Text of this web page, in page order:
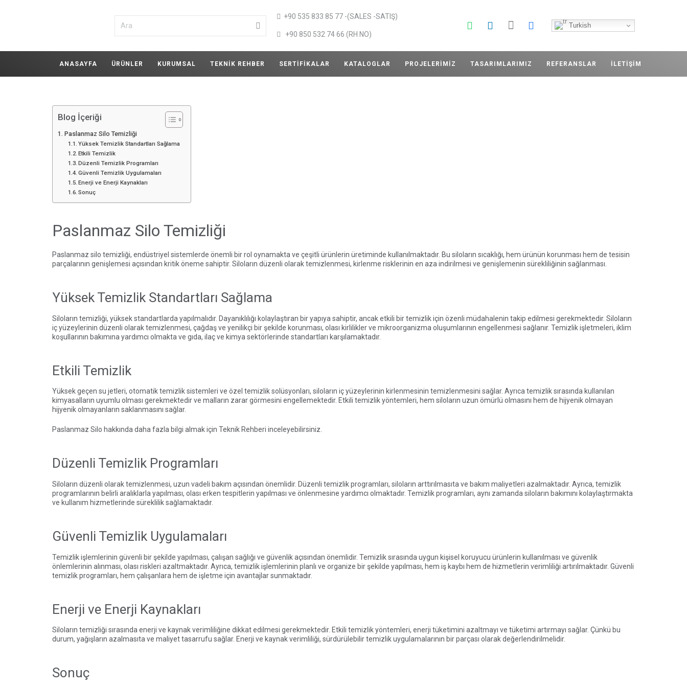
+90 535 833 85 77 -(SALES -SATIŞ)
+90 850 532 74 66 (RH NO)
Turkish
ANASAYFA ÜRÜNLER KURUMSAL TEKNIK REHBER SERTIFIKALAR KATALOGLAR PROJELERIMIZ TASARIMLARIMIZ REFERANSLAR İLETIŞIM
Blog İçeriği
Paslanmaz Silo Temizliği
Yüksek Temizlik Standartları Sağlama
Etkili Temizlik
Düzenli Temizlik Programları
Güvenli Temizlik Uygulamaları
Enerji ve Enerji Kaynakları
Sonuç
Paslanmaz Silo Temizliği
Paslanmaz silo temizliği, endüstriyel sistemlerde önemli bir rol oynamakta ve çeşitli ürünlerin üretiminde kullanılmaktadır. Bu siloların sıcaklığı, hem ürünün korunması hem de tesisin
parçalarının genişlemesi açısından kritik öneme sahiptir. Siloların düzenli olarak temizlenmesi, kirlenme risklerinin en aza indirilmesi ve genişlemenin sürekliliğinin sağlanması.
Yüksek Temizlik Standartları Sağlama
Siloların temizliği, yüksek standartlarda yapılmalıdır. Dayanıklılığı kolaylaştıran bir yapıya sahiptir, ancak etkili bir temizlik için özenli müdahalenin takip edilmesi gerekmektedir. Siloların
iç yüzeylerinin düzenli olarak temizlenmesi, çağdaş ve yenilikçi bir şekilde korunması, olası kirlilikler ve mikroorganizma oluşumlarının engellenmesi sağlanır. Temizlik işletmeleri, iklim
koşullarının bakımına yardımcı olmakta ve gıda, ilaç ve kimya sektörlerinde standartları karşılamaktadır.
Etkili Temizlik
Yüksek geçen su jetleri, otomatik temizlik sistemleri ve özel temizlik solüsyonları, siloların iç yüzeylerinin kirlenmesinin temizlenmesini sağlar. Ayrıca temizlik sırasında kullanılan
kimyasalların uyumlu olması gerekmektedir ve malların zarar görmesini engellemektedir. Etkili temizlik yöntemleri, hem siloların uzun ömürlü olmasını hem de hijyenik olmayan
hijyenik olmayanların saklanmasını sağlar.
Paslanmaz Silo hakkında daha fazla bilgi almak için Teknik Rehberi inceleyebilirsiniz.
Düzenli Temizlik Programları
Siloların düzenli olarak temizlenmesi, uzun vadeli bakım açısından önemlidir. Düzenli temizlik programları, siloların arttırılmasıta ve bakım maliyetleri azalmaktadır. Ayrıca, temizlik
programlarının belirli aralıklarla yapılması, olası erken tespitlerin yapılması ve önlenmesine yardımcı olmaktadır. Temizlik programları, aynı zamanda siloların bakımını kolaylaştırmakta
ve kullanım hizmetlerinde süreklilik sağlamaktadır.
Güvenli Temizlik Uygulamaları
Temizlik işlemlerinin güvenli bir şekilde yapılması, çalışan sağlığı ve güvenlik açısından önemlidir. Temizlik sırasında uygun kişisel koruyucu ürünlerin kullanılması ve güvenlik
önlemlerinin alınması, olası riskleri azaltmaktadır. Ayrıca, temizlik işlemlerinin planlı ve organize bir şekilde yapılması, hem iş kaybı hem de hizmetlerin verimliliği artırılmaktadır. Güvenli
temizlik programları, hem çalışanlara hem de işletme için avantajlar sunmaktadır.
Enerji ve Enerji Kaynakları
Siloların temizliği sırasında enerji ve kaynak verimliliğine dikkat edilmesi gerekmektedir. Etkili temizlik yöntemleri, enerji tüketimini azaltmayı ve tüketimi artırmayı sağlar. Çünkü bu
durum, yağışların azalmasıta ve maliyet tasarrufu sağlar. Enerji ve kaynak verimliliği, sürdürülebilir temizlik uygulamalarının bir parçası olarak değerlendirilmelidir.
Sonuç